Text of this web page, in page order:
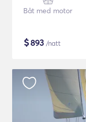
Båt med motor
$893 /natt